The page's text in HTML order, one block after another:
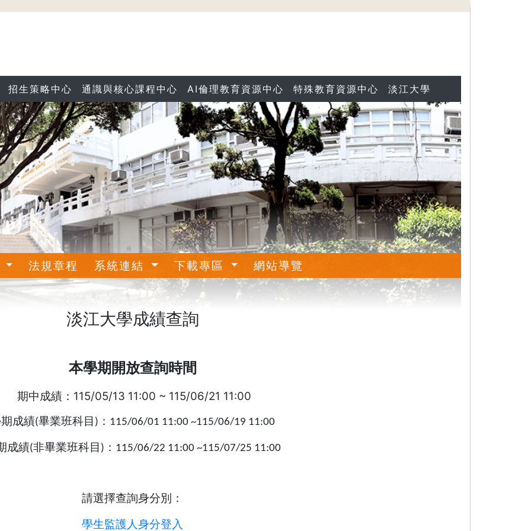
招生策略中心 通識與核心課程中心 AI倫理教育資源中心 特殊教育資源中心 淡江大學
法規章程 系統連結 下載專區 網站導覽
淡江大學成績查詢
本學期開放查詢時間
期中成績：115/05/13 11:00 ~ 115/06/21 11:00
成績(畢業班科目)：115/06/01 11:00 ~115/06/19 11:00
成績(非畢業班科目)：115/06/22 11:00 ~115/07/25 11:00
請選擇查詢身分別：
學生監護人身分登入